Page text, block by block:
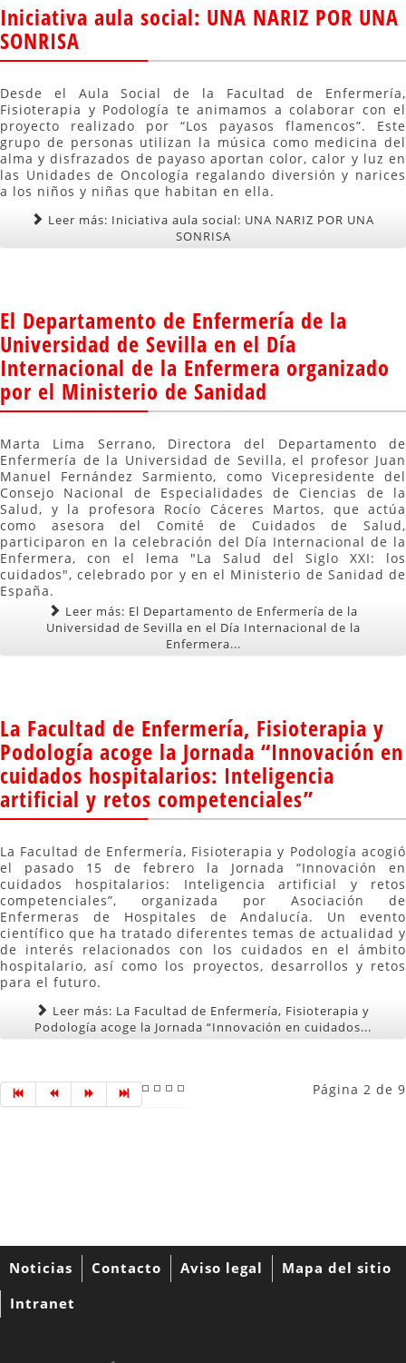
Iniciativa aula social: UNA NARIZ POR UNA
SONRISA
Desde el Aula Social de la Facultad de Enfermería,
Fisioterapia y Podología te animamos a colaborar con el
proyecto realizado por “Los payasos flamencos”. Este
grupo de personas utilizan la música como medicina del
alma y disfrazados de payaso aportan color, calor y luz en
las Unidades de Oncología regalando diversión y narices
a los niños y niñas que habitan en ella.
Leer más: Iniciativa aula social: UNA NARIZ POR UNA
SONRISA
El Departamento de Enfermería de la
Universidad de Sevilla en el Día
Internacional de la Enfermera organizado
por el Ministerio de Sanidad
Marta Lima Serrano, Directora del Departamento de
Enfermería de la Universidad de Sevilla, el profesor Juan
Manuel Fernández Sarmiento, como Vicepresidente del
Consejo Nacional de Especialidades de Ciencias de la
Salud, y la profesora Rocío Cáceres Martos, que actúa
como asesora del Comité de Cuidados de Salud,
participaron en la celebración del Día Internacional de la
Enfermera, con el lema "La Salud del Siglo XXI: los
cuidados", celebrado por y en el Ministerio de Sanidad de
España.
Leer más: El Departamento de Enfermería de la
Universidad de Sevilla en el Día Internacional de la
Enfermera...
La Facultad de Enfermería, Fisioterapia y
Podología acoge la Jornada “Innovación en
cuidados hospitalarios: Inteligencia
artificial y retos competenciales”
La Facultad de Enfermería, Fisioterapia y Podología acogió
el pasado 15 de febrero la Jornada “Innovación en
cuidados hospitalarios: Inteligencia artificial y retos
competenciales”, organizada por Asociación de
Enfermeras de Hospitales de Andalucía. Un evento
científico que ha tratado diferentes temas de actualidad y
de interés relacionados con los cuidados en el ámbito
hospitalario, así como los proyectos, desarrollos y retos
para el futuro.
Leer más: La Facultad de Enfermería, Fisioterapia y
Podología acoge la Jornada “Innovación en cuidados...
Página 2 de 9
Noticias Contacto Aviso legal
Mapa del sitio
Intranet